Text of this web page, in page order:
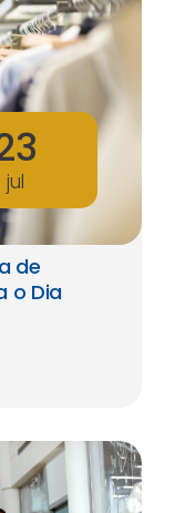
jul
de
o Dia